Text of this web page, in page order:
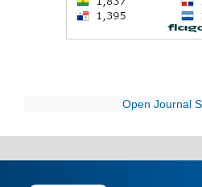
Open Journal